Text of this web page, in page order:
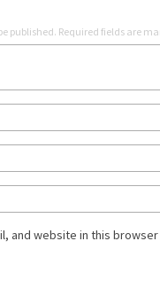
published. Required fields are
and website in this